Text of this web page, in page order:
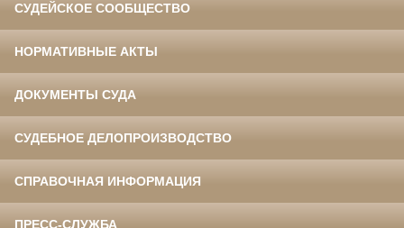
СУДЕЙСКОЕ СООБЩЕСТВО
НОРМАТИВНЫЕ АКТЫ
ДОКУМЕНТЫ СУДА
СУДЕБНОЕ ДЕЛОПРОИЗВОДСТВО
СПРАВОЧНАЯ ИНФОРМАЦИЯ
ПРЕСС-СЛУЖБА